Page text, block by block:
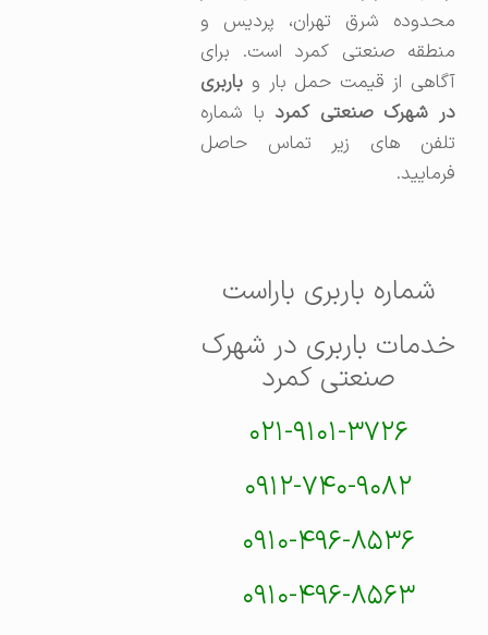
محدوده شرق تهران، پردیس و
منطقه صنعتی کمرد است. برای
آگاهی از قیمت حمل بار وباربری
در شهرک صنعتی کمردبا شماره
تلفن های زیر تماس حاصل
فرمایید.
شماره باربری باراست
خدمات باربری در شهرک
صنعتی کمرد
۰۲۱-۹۱۰۱-۳۷۲۶
۰۹۱۲-۷۴۰-۹۰۸۲
۰۹۱۰-۴۹۶-۸۵۳۶
۰۹۱۰-۴۹۶-۸۵۶۳